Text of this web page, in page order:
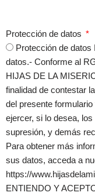
Protección de datos
Protección de
datos.- Conforme al
HIJAS DE LA
finalidad de contestar
del presente
ejercer, si lo desea,
supresión, y demás
Para obtener más
sus datos, acceda a
https://
ENTIENDO Y